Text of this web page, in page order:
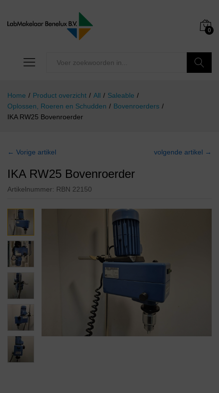
0
Home / Product overzicht / All / Saleable /
Oplossen, Roeren en Schudden / Bovenroerders /
IKA RW25 Bovenroerder
← Vorige artikel volgende artikel →
IKA RW25 Bovenroerder
Artikelnummer: RBN 22150